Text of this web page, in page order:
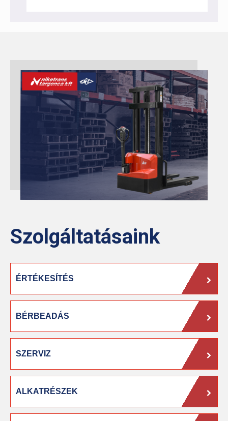
Szolgáltatásaink
ÉRTÉKESÍTÉS
BÉRBEADÁS
SZERVIZ
ALKATRÉSZEK